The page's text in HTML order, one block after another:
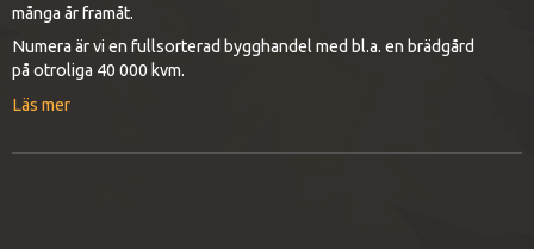
många år framåt.
Numera är vi en fullsorterad bygghandel med bl.a. en brädgård
på otroliga 40 000 kvm.
Läs mer